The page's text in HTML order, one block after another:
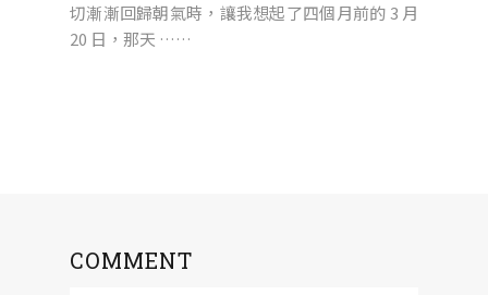
切漸漸回歸朝氣時，讓我想起了四個月前的 3 月
20 日，那天 ……
COMMENT